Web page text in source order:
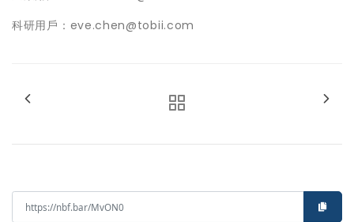
科研用戶：eve.chen@tobii.com